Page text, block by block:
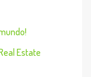
Estate